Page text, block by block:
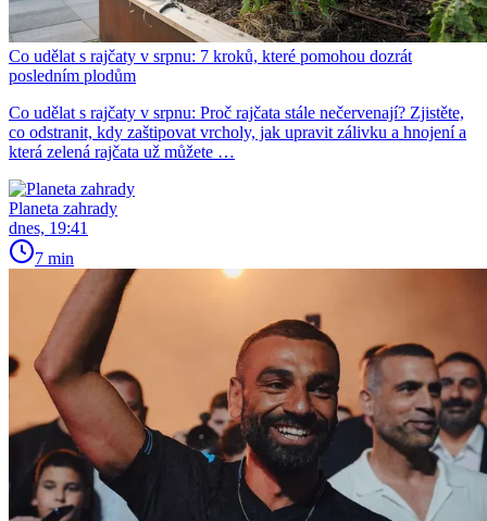
Co udělat s rajčaty v srpnu: 7 kroků, které pomohou dozrát
posledním plodům
Co udělat s rajčaty v srpnu: Proč rajčata stále nečervenají? Zjistěte,
co odstranit, kdy zaštipovat vrcholy, jak upravit zálivku a hnojení a
která zelená rajčata už můžete …
Planeta zahrady
dnes, 19:41
7 min